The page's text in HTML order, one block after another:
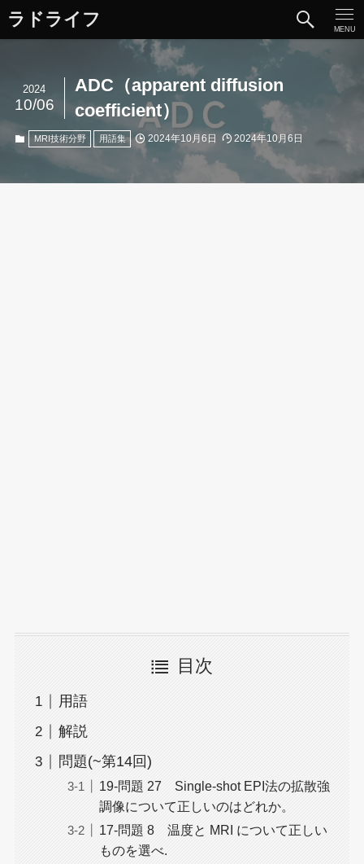
ラドライフ MENU
ADC（apparent diffusion
coefficient）
2024
10/06
MRI技術分野 用語集 2024年10月6日 2024年10月6日
目次
用語
解説
問題(~第14回)
19-問題 27 Single-shot EPI法の拡散強
調像について正しいのはどれか。
17-問題 8 温度と MRI について正しい
ものを選べ.